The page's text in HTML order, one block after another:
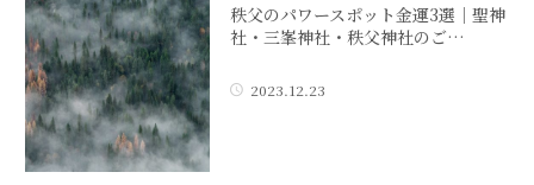
秩父のパワースポット金運3選｜聖神
社・三峯神社・秩父神社のご…
2023.12.23